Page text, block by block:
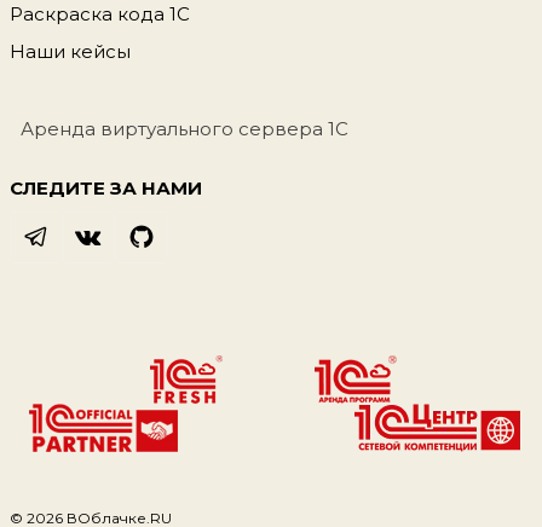
Раскраска кода 1С
Наши кейсы
Аренда виртуального сервера 1С
СЛЕДИТЕ ЗА НАМИ
© 2026 ВОблачке.RU